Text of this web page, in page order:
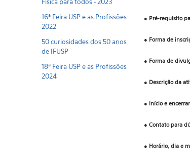
16ª Feira USP e as Profissões
2022
50 curiosidades dos 50 anos
de IFUSP
18ª Feira USP e as Profissões
2024
● Pré-requisito
● Forma de
● Forma de
● Descrição da
● Início e
● Contato para
● Horário, dia e